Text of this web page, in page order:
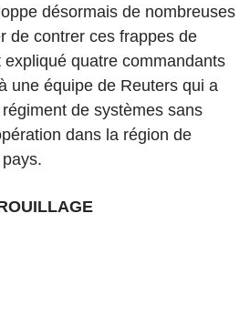
désormais de nombreuses
de contrer ces frappes de
quatre commandants
une équipe de Reuters qui a
de systèmes sans
dans la région de